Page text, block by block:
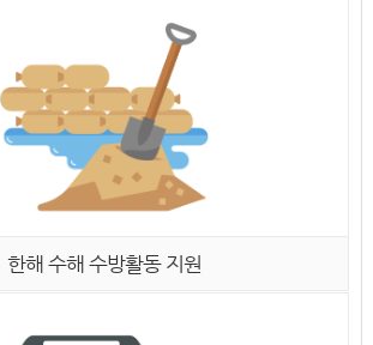
한해 수해 수방활동 지원